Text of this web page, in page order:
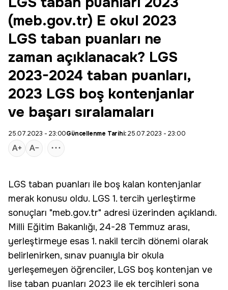
(meb.gov.tr) E okul 2023
LGS taban puanları ne
zaman açıklanacak? LGS
2023-2024 taban puanları,
2023 LGS boş kontenjanlar
ve başarı sıralamaları
25.07.2023 - 23:00Güncellenme Tarihi:25.07.2023 - 23:00
LGS taban puanları ile boş kalan kontenjanlar
merak konusu oldu. LGS 1. tercih yerleştirme
sonuçları "meb.gov.tr" adresi üzerinden açıklandı.
Milli Eğitim Bakanlığı, 24-28 Temmuz arası,
yerleştirmeye esas 1. nakil tercih dönemi olarak
belirlenirken, sınav puanıyla bir okula
yerleşemeyen öğrenciler, LGS boş kontenjan ve
lise taban puanları 2023 ile ek tercihleri sona